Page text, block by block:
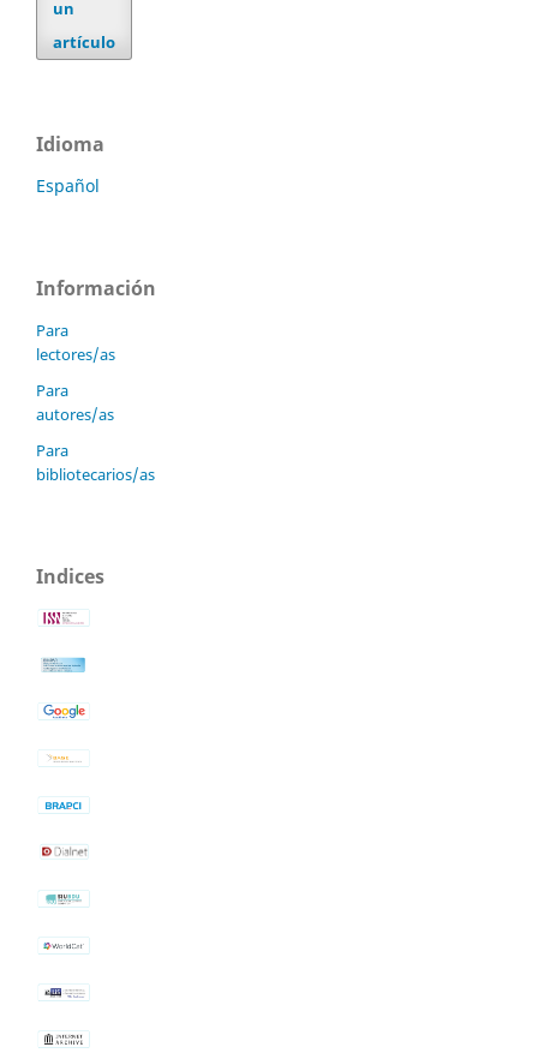
un
artículo
Idioma
Español
Información
Para
lectores/as
Para
autores/as
Para
bibliotecarios/as
Indices